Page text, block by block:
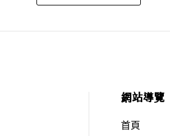
網站導覽
首頁